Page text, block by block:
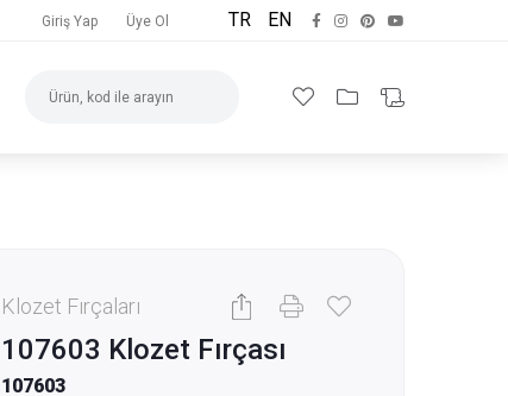
Giriş Yap Üye Ol TR EN
Klozet Fırçaları
107603 Klozet Fırçası
107603